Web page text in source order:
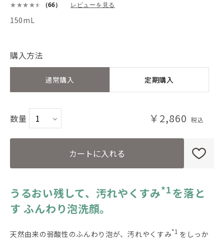
購入方法
通常購入 定期購入
数量 ￥2,860
（66） レビューを見る
150mL
カートに入れる
うるおい残して、汚れやくすみ*1 を落と
すふんわり泡洗顔。
天然由来の弱酸性のふんわり泡が、汚れやくすみ*1 をしっか